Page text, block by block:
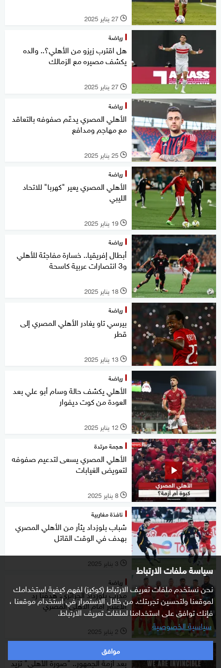
سياسة ملفات الارتباط
نحن نستخدم ملفات تعريف الارتباط (كوكيز) لفهم كيفية استخدامك
لموقعنا ولتحسين تجربتك. من خلال الاستمرار في استخدام موقعنا ،
فإنك توافق على استخدامنا لملفات تعريف الارتباط.
سياسية الخصوصية
موافق
l 27 يناير 2025
رياضة
هل اقترب زيزو من الأهلي؟.. والده
يكشف مصيره مع الزمالك
l 27 يناير 2025
رياضة
الأهلي المصري يدعّم صفوفه بالتعاقد
مع مهاجم ومدافع
l 25 يناير 2025
رياضة
الأهلي المصري يعير "كهربا" للاتحاد
الليبي
l 19 يناير 2025
رياضة
أبطال إفريقيا.. خسارة مفاجئة للأهلي
و3 انتصارات عربية كاسحة
l 18 يناير 2025
رياضة
بيرسي تاو يغادر الأهلي المصري إلى
قطر
l 13 يناير 2025
رياضة
الأهلي يكشف حالة وسام أبو علي بعد
العودة من كوت ديفوار
l 12 يناير 2025
هجمة مرتدة
الأهلي المصري يسعى لتدعيم صفوفه
لتعويض الغيابات
l 8 يناير 2025
نافذة مغاربية
شباب بلوزداد يثأر من الأهلي المصري
بهدف في الوقت القاتل
l 3 يناير 2025
رياضة
مدرب بلوزداد الجزائري: هدفنا رد
الاعتبار أمام الأهلي المصري
l 2 يناير 2025
رياضة
بعد أزمة الجمهور.. "صورة الأهلي" تزيد